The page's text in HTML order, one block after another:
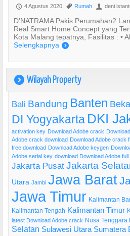
P 4 Agustus 2020 , Rumah U deni
D’NATRAMA Pakis Perumahan2
Real Smart Home Concept yang
Kota Malang tepatnya, Fasilitas : •
Selengkapnya )
) Wilayah Property
Bali Bandung Banten
DI Yogyakarta DKI
activation key Download Adobe crack
Adobe crack download Download Adobe crack
free download Download Adobe keygen
Adobe serial key download Download Adobe
Jakarta Pusat Jakarta
Utara Jambi Jawa Barat
Jawa Timur Kalimantan
Kalimantan Tengah Kalimantan Timur
latest Download Adobe crack Nusa Tenggara
Selatan Sulawesi Utara Sumatera